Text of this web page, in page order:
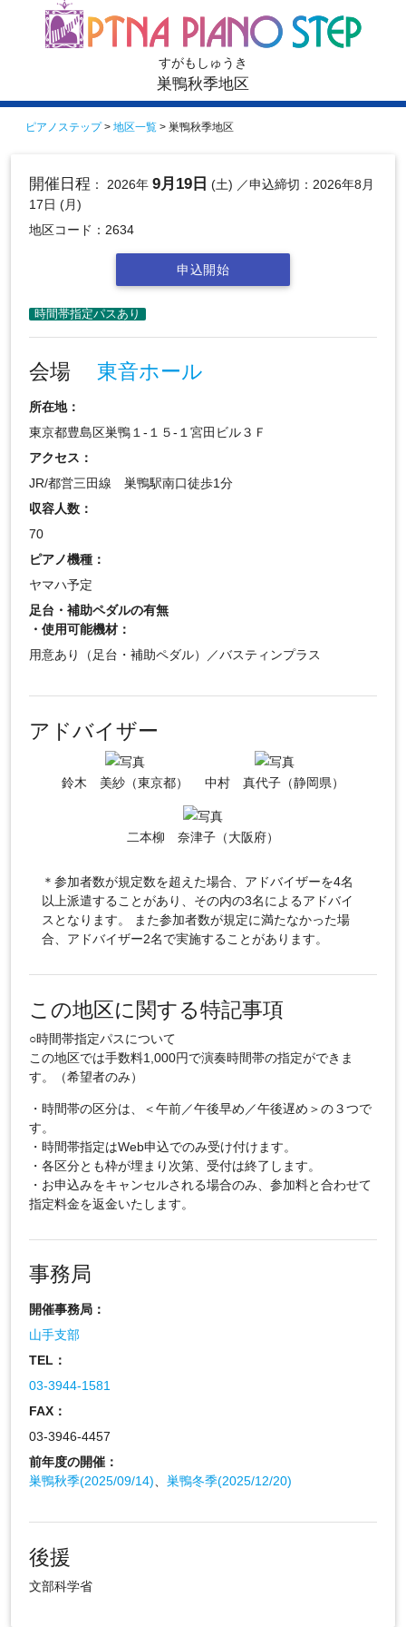
すがもしゅうき
巣鴨秋季地区
ピアノステップ> 地区一覧 > 巣鴨秋季地区
開催日程 ： 2026年 9月19日 (土) ／申込締切：2026年8月
17日 (月)
地区コード：2634
申込開始
会場 東音ホール
所在地：
東京都豊島区巣鴨１-１５-１宮田ビル３Ｆ
アクセス：
JR/都営三田線 巣鴨駅南口徒歩1分
収容人数：
70
ピアノ機種：
ヤマハ予定
足台・補助ペダルの有無
・使用可能機材：
用意あり（足台・補助ペダル）／バスティンプラス
アドバイザー
鈴木 美紗（東京都） 中村 真代子（静岡県）
二本柳 奈津子（大阪府）
＊参加者数が規定数を超えた場合、アドバイザーを4名
以上派遣することがあり、その内の3名によるアドバイ
スとなります。 また参加者数が規定に満たなかった場
合、アドバイザー2名で実施することがあります。
この地区に関する特記事項
○時間帯指定パスについて
この地区では手数料1,000円で演奏時間帯の指定ができま
す。（希望者のみ）
・時間帯の区分は、＜午前／午後早め／午後遅め＞の３つで
す。
・時間帯指定はWeb申込でのみ受け付けます。
・各区分とも枠が埋まり次第、受付は終了します。
・お申込みをキャンセルされる場合のみ、参加料と合わせて
指定料金を返金いたします。
事務局
開催事務局：
山手支部
TEL：
03-3944-1581
FAX：
03-3946-4457
前年度の開催：
巣鴨秋季(2025/09/14)、 巣鴨冬季(2025/12/20)
後援
文部科学省